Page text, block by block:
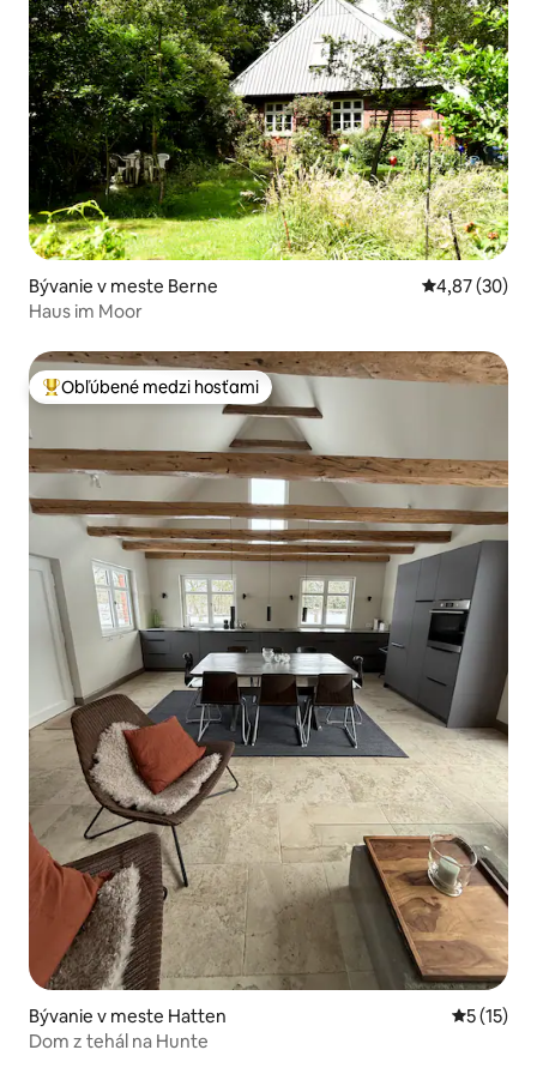
Bývanie v meste Berne Priemerné
4,87 (30)
Haus im Moor
Najobľúbenejšie medzi hosťami
Obľúbené medzi hosťami
Bývanie v meste Hatten
5 (15)
Dom z tehál na Hunte